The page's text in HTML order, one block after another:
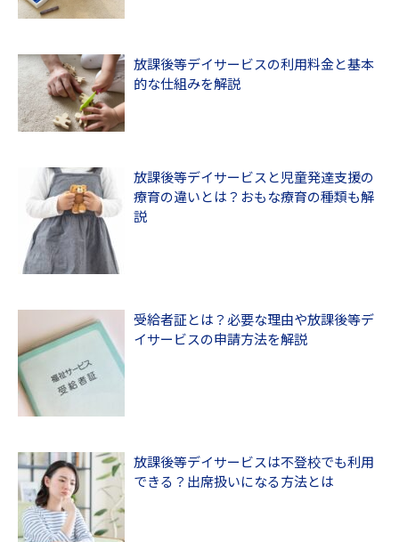
放課後等デイサービスの利用料金と基本
的な仕組みを解説
放課後等デイサービスと児童発達支援の
療育の違いとは？おもな療育の種類も解
説
受給者証とは？必要な理由や放課後等デ
イサービスの申請方法を解説
放課後等デイサービスは不登校でも利用
できる？出席扱いになる方法とは